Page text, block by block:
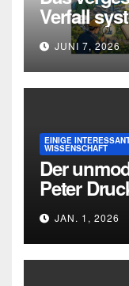
Verfall
JUNI 7, 2026
EINIGE
WISSENSCHAFT
Der
Peter
JAN. 1, 2026